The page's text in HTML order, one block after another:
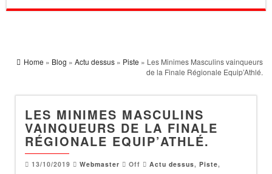
Home » Blog » Actu dessus » Piste » Les Minimes Masculins vainqueurs
de la Finale Régionale Equip’Athlé.
LES MINIMES MASCULINS
VAINQUEURS DE LA FINALE
RÉGIONALE EQUIP’ATHLÉ.
13/10/2019 Webmaster Off Actu dessus, Piste,